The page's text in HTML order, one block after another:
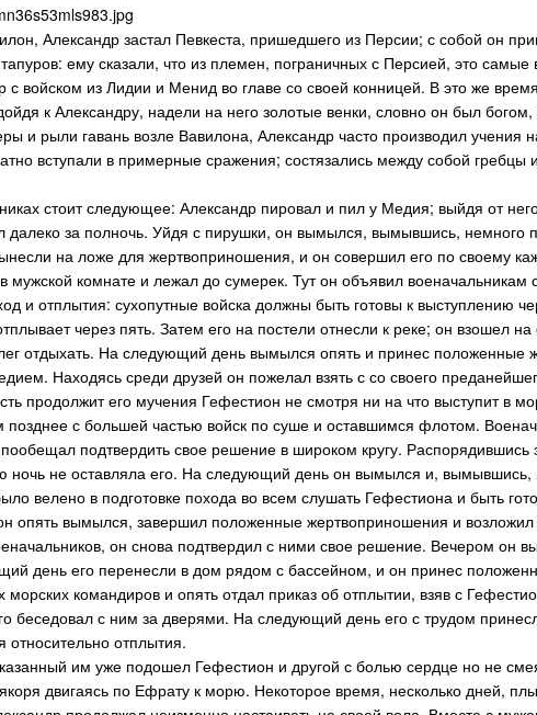
Александр застал Певкеста, пришедшего из Персии; с собой он
ему сказали, что из племен, пограничных с Персией, это
с войском из Лидии и Менид во главе со своей конницей. В это же
к Александру, надели на него золотые венки, словно он был
и рыли гавань возле Вавилона, Александр часто производил учения
вступали в примерные сражения; состязались между собой гребцы
стоит следующее: Александр пировал и пил у Медия; выйдя от
далеко за полночь. Уйдя с пирушки, он вымылся, вымывшись, немного
на ложе для жертвоприношения, и он совершил его по своему
мужской комнате и лежал до сумерек. Тут он объявил военачальникам
и отплытия: сухопутные войска должны быть готовы к выступлению
через пять. Затем его на постели отнесли к реке; он взошел
отдыхать. На следующий день вымылся опять и принес положенные
Находясь среди друзей он пожелал взять с со своего
продолжит его мучения Гефестион не смотря ни на что выступит в
позднее с большей частью войск по суше и оставшимся флотом.
подтвердить свое решение в широком кругу.
ночь не оставляла его. На следующий день он вымылся и, вымывшись,
велено в подготовке похода во всем слушать Гефестиона и быть
опять вымылся, завершил положенные жертвоприношения и
он снова подтвердил с ними свое решение. Вечером он
день его перенесли в дом рядом с бассейном, и он принес
морских командиров и опять отдал приказ об отплытии, взяв с
беседовал с ним за дверями. На следующий день его с трудом
отплытия.
им уже подошел Гефестион и другой с болью сердце но не
двигаясь по Ефрату к морю. Некоторое время, несколько дней,